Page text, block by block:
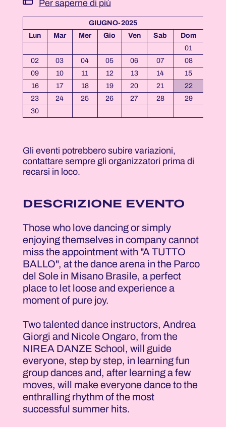
Per saperne di più
GIUGNO-2025
Lun
Mar Mer Gio Ven Sab
Dom
01
02
03 04 05 06 07
08
09
10 11 12 13 14
15
16
17 18 19 20 21
22
23
24 25 26 27 28
29
30
Gli eventi potrebbero subire variazioni,
contattare sempre gli organizzatori prima di
recarsi in loco.
DESCRIZIONE EVENTO
Those who love dancing or simply
enjoying themselves in company cannot
miss the appointment with "A TUTTO
BALLO", at the dance arena in the Parco
del Sole in Misano Brasile, a perfect
place to let loose and experience a
moment of pure joy.
Two talented dance instructors, Andrea
Giorgi and Nicole Ongaro, from the
NIREA DANZE School, will guide
everyone, step by step, in learning fun
group dances and, after learning a few
moves, will make everyone dance to the
enthralling rhythm of the most
successful summer hits.